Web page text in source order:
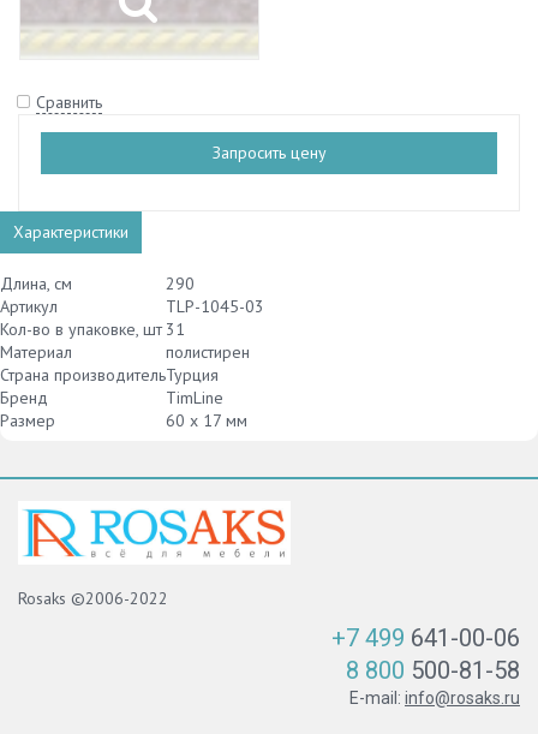
Сравнить
Запросить цену
Характеристики
Длина, см
290
Артикул
TLP-1045-03
Кол-во в упаковке, шт 31
Материал
полистирен
Страна производительТурция
Бренд
TimLine
Размер
60 х 17 мм
Rosaks ©2006-2022
+7 499 641-00-06
8 800 500-81-58
E-mail: info@rosaks.ru